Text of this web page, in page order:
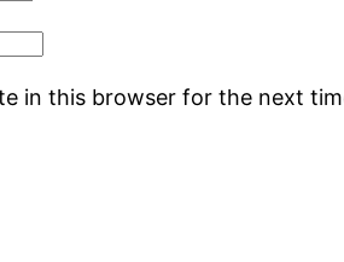
in this browser for the next